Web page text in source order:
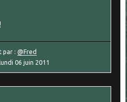
par :@Fred
06 juin 2011